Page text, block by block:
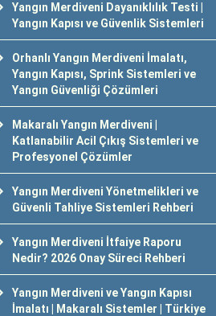
Yangın Merdiveni Dayanıklılık Testi |
Yangın Kapısı ve Güvenlik Sistemleri
Orhanlı Yangın Merdiveni İmalatı,
Yangın Kapısı, Sprink Sistemleri ve
Yangın Güvenliği Çözümleri
Makaralı Yangın Merdiveni |
Katlanabilir Acil Çıkış Sistemleri ve
Profesyonel Çözümler
Yangın Merdiveni Yönetmelikleri ve
Güvenli Tahliye Sistemleri Rehberi
Yangın Merdiveni İtfaiye Raporu
Nedir? 2026 Onay Süreci Rehberi
Yangın Merdiveni ve Yangın Kapısı
İmalatı | Makaralı Sistemler | Türkiye